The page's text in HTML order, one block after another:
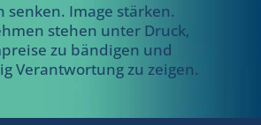
senken. Image stärken.
stehen unter Druck,
zu bändigen und
Verantwortung zu zeigen.